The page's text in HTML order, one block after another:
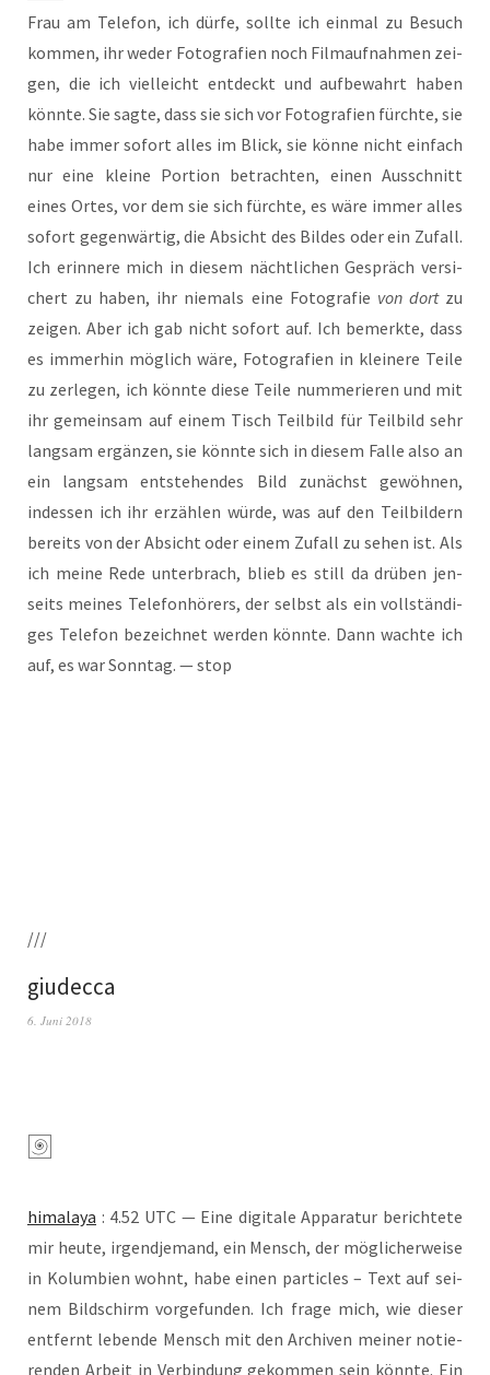
Frau am Tele­fon, ich dür­fe, soll­te ich ein­mal zu Besuch
kom­men, ihr weder Foto­gra­fien noch Film­auf­nah­men zei­
gen, die ich viel­leicht ent­deckt und auf­be­wahrt haben
könn­te. Sie sag­te, dass sie sich vor Foto­gra­fien fürch­te, sie
habe immer sofort alles im Blick, sie kön­ne nicht ein­fach
nur eine klei­ne Por­ti­on betrach­ten, einen Aus­schnitt
eines Ortes, vor dem sie sich fürch­te, es wäre immer alles
sofort gegen­wär­tig, die Absicht des Bil­des oder ein Zufall.
Ich erin­ne­re mich in die­sem nächt­li­chen Gespräch ver­si­
chert zu haben, ihr nie­mals eine Foto­gra­fie von dortzu
zei­gen. Aber ich gab nicht sofort auf. Ich bemerk­te, dass
es immer­hin mög­lich wäre, Foto­gra­fien in klei­ne­re Tei­le
zu zer­le­gen, ich könn­te die­se Tei­le num­me­rie­ren und mit
ihr gemein­sam auf einem Tisch Teil­bild für Teil­bild sehr
lang­sam ergän­zen, sie könn­te sich in die­sem Fal­le also an
ein lang­sam ent­ste­hen­des Bild zunächst gewöh­nen,
indes­sen ich ihr erzäh­len wür­de, was auf den Teil­bil­dern
bereits von der Absicht oder einem Zufall zu sehen ist. Als
ich mei­ne Rede unter­brach, blieb es still da drü­ben jen­
seits mei­nes Tele­fon­hö­rers, der selbst als ein voll­stän­di­
ges Tele­fon bezeich­net wer­den könn­te. Dann wach­te ich
auf, es war Sonn­tag. — stop
///
giudecca
6. Juni 2018
hima­la­ya : 4.52 UTC — Eine digi­ta­le Appa­ra­tur berich­te­te
mir heu­te, irgend­je­mand, ein Mensch, der mög­li­cher­wei­se
in Kolum­bi­en wohnt, habe einen par­tic­les – Text auf sei­
nem Bild­schirm vor­ge­fun­den. Ich fra­ge mich, wie die­ser
ent­fernt leben­de Mensch mit den Archi­ven mei­ner notie­
ren­den Arbeit in Ver­bin­dung gekom­men sein könn­te. Ein